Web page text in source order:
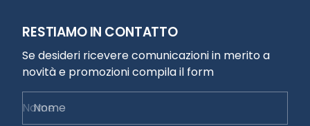
RESTIAMO IN CONTATTO
Se desideri ricevere comunicazioni in merito a
novità e promozioni compila il form
Nome